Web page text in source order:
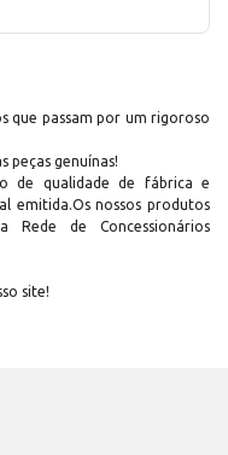
que passam por um rigoroso
peças genuínas!
de qualidade de fábrica e
emitida.Os nossos produtos
Rede de Concessionários
site!